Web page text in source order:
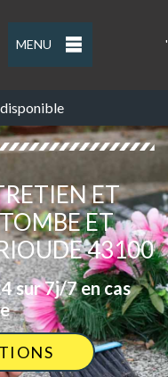
MENU '
ET
ET
43100
sur 7j/7 en cas